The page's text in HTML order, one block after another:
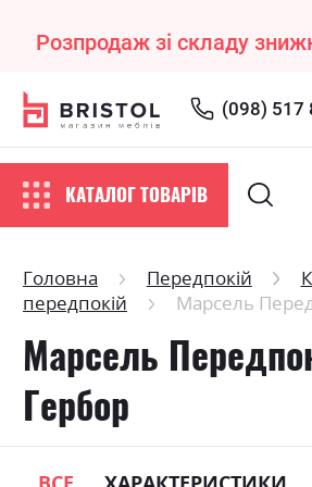
Розпродаж зі складу
(098) 517
КАТАЛОГ ТОВАРІВ
Головна Передпокій
передпокій
Марсель
Марсель
Гербор